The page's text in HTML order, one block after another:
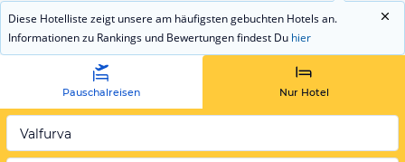
Diese Hotelliste zeigt unsere am häufigsten gebuchten Hotels an.
Informationen zu Rankings und Bewertungen findest Du hier
Pauschalreisen Nur Hotel
Valfurva